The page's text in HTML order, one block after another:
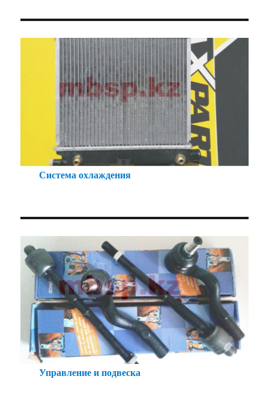
Система охлаждения
Управление и подвеска